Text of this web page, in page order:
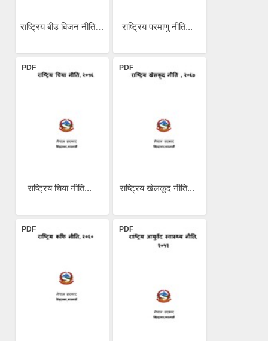
राष्ट्रिय बीउ बिजन नीति... राष्ट्रिय परमाणु नीति...
PDF
राष्ट्रिय चिया नीति...
PDF
राष्ट्रिय खेलकूद नीति...
PDF PDF